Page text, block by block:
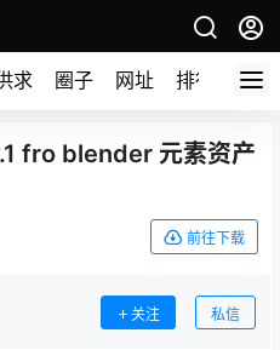
求 圈子 网址 排行榜
fro blender 元素资产
前往下载
关注 私信